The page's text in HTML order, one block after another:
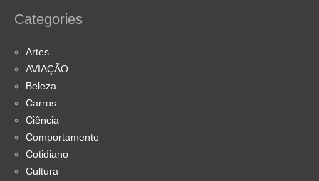
Categories
Artes
AVIAÇÃO
Beleza
Carros
Ciência
Comportamento
Cotidiano
Cultura